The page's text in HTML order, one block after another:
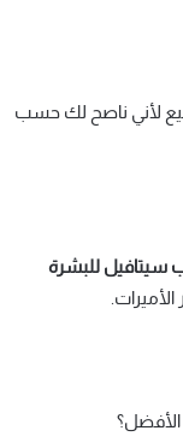
لأني ناصح لك حسب
للبشرة
الأفضل؟